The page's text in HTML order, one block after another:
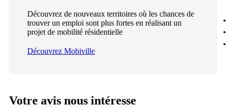
Découvrez de nouveaux territoires où les chances de
trouver un emploi sont plus fortes en réalisant un
projet de mobilité résidentielle
Découvrez Mobiville
Votre avis nous intéresse